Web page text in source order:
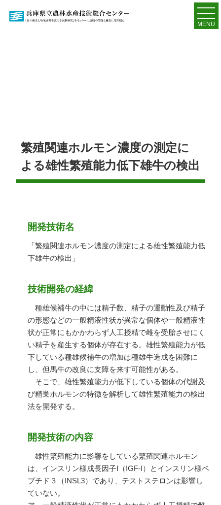
MENU
繁殖関連ホルモン濃度の測定に
よる雄性繁殖能力低下雄牛の検出
開発技術名
「繁殖関連ホルモン濃度の測定による雄性繁殖能力低
下雄牛の検出」
技術開発の経緯
種雄候補牛の中には精子数、精子の運動性及び精子
の形態などの一般精液性状が異常な個体や一般精液性
状が正常にもかかわらず人工授精で雌を受胎させにく
い精子を産生する個体が存在する。雄性繁殖能力が低
下している種雄候補牛の増加は種雄牛造成を困難に
し、但馬牛の改良に支障を来す可能性がある。
そこで、雄性繁殖能力が低下している個体の代謝及
び精巣ホルモンの特徴を解析して雄性繁殖能力の検出
法を開発する。
開発技術の内容
雄性繁殖能力に影響をしている繁殖関連ホルモン
は、インスリン様成長因子I（IGF-I）とインスリン様ペ
プチド３（INSL3）であり、テストステロンは影響し
ていない。